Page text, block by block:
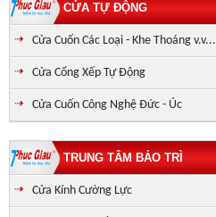
CỬA TỰ ĐỘNG
Cửa Cuốn Các Loại - Khe Thoáng v.v...
Cửa Cổng Xếp Tự Động
Cửa Cuốn Công Nghệ Đức - Úc
TRUNG TÂM BẢO TRÌ
Cửa Kính Cường Lực